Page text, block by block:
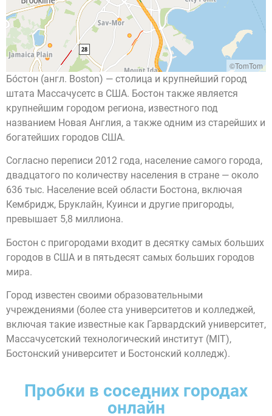
©TomTom
Бо́стон (англ. Boston) — столица и крупнейший город
штата Массачусетс в США. Бостон также является
крупнейшим городом региона, известного под
названием Новая Англия, а также одним из старейших и
богатейших городов США.
Согласно переписи 2012 года, население самого города,
двадцатого по количеству населения в стране — около
636 тыс. Население всей области Бостона, включая
Кембридж, Бруклайн, Куинси и другие пригороды,
превышает 5,8 миллиона.
Бостон с пригородами входит в десятку самых больших
городов в США и в пятьдесят самых больших городов
мира.
Город известен своими образовательными
учреждениями (более ста университетов и колледжей,
включая такие известные как Гарвардский университет,
Массачусетский технологический институт (MIT),
Бостонский университет и Бостонский колледж).
Пробки в соседних городах
онлайн